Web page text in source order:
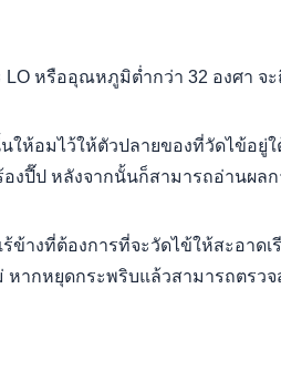
หรืออุณหภูมิต่ำกว่า 32 องศา จ
ให้อมไว้ให้ตัวปลายของที่วัดไข้อยู่
องปี๊ป หลังจากนั้นก็สามารถอ่านผ
างที่ต้องการที่จะวัดไข้ให้สะอาดเ
หากหยุดกระพริบแล้วสามารถตร